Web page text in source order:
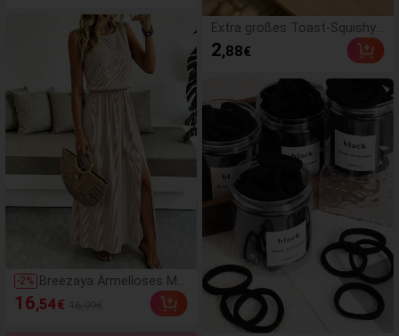
all, Fidget für Erwachsene, fe
ucht & elastisch, lindert Angs
t, geeignet für Klassenzimme
r, Büroentspannung, Schreibti
schdekoration, Klassenzimm
erbelohnung, Partygeschenk
und Feiertagsgeschenk, stim
mungsaufhellend
-2% Breezaya Ärmelloses Ma
xikleid mit Rundhalsauss
chnitt Einfarbig, lässig &
16,54€
Extra großes Toast-Squishy-
Spielzeug, superweiches Butt
ertoast-Stressabbau-Drücks
elb, Weiß und Grün, Stressab
bau-Squishy-Spielzeug -- perf
ekt für Geburtstags- und Feie
rtagsgeschenke, tägliche klei
ne Überraschungsgeschenke,
Kawaii, stimmungsaufhellend
2,88€